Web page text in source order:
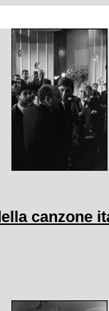
canzone